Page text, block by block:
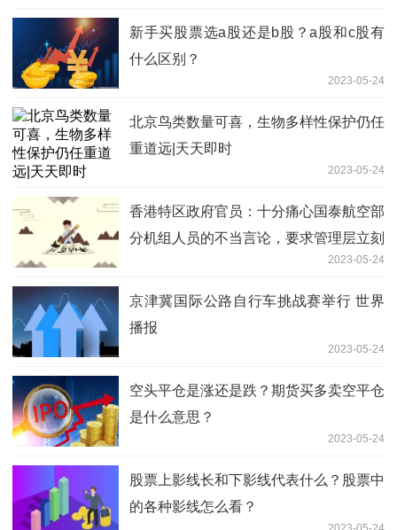
新手买股票选a股还是b股？a股和c股有
什么区别？
2023-05-24
北京鸟类数量可喜，生物多样性保护仍任
重道远|天天即时
2023-05-24
香港特区政府官员：十分痛心国泰航空部
分机组人员的不当言论，要求管理层立刻
2023-05-24
京津冀国际公路自行车挑战赛举行 世界
播报
2023-05-24
空头平仓是涨还是跌？期货买多卖空平仓
是什么意思？
2023-05-24
股票上影线长和下影线代表什么？股票中
的各种影线怎么看？